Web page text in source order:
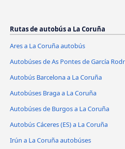
Rutas de autobús a La Coruña
Ares a La Coruña autobús
Autobúses de As Pontes de García
Autobús Barcelona a La Coruña
Autobúses Braga a La Coruña
Autobúses de Burgos a La Coruña
Autobús Cáceres‎‎ (ES) a La Coruña
Irún a La Coruña autobúses